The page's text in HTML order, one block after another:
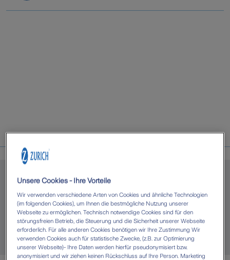
Michael Roth in Groß-Gerau
Herzlich willkommen bei Ihrer Bezirksdirektion
Michael Roth.
Unsere Cookies - Ihre Vorteile
Wir verwenden verschiedene Arten von Cookies und ähnliche Technologien
(im folgenden Cookies), um Ihnen die bestmögliche Nutzung unserer
Webseite zu ermöglichen. Technisch notwendige Cookies sind für den
störungsfreien Betrieb, die Steuerung und die Sicherheit unserer Webseite
erforderlich. Für alle anderen Cookies benötigen wir Ihre Zustimmung Wir
verwenden Cookies auch für statistische Zwecke, (z.B. zur Optimierung
unserer Webseite)- Ihre Daten werden hierfür pseudonymisiert bzw.
anonymisiert und wir ziehen keinen Rückschluss auf Ihre Person. Marketing